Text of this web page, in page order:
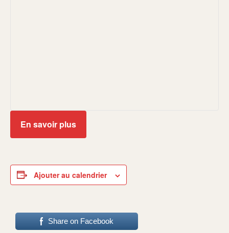
En savoir plus
Ajouter au calendrier
Share on Facebook